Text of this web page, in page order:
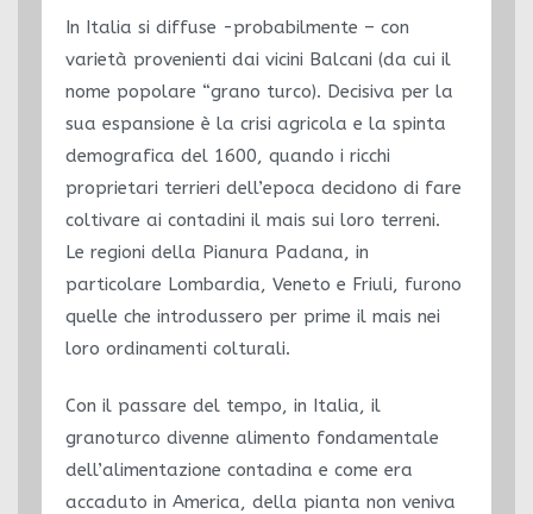
In Italia si diffuse -probabilmente – con
varietà provenienti dai vicini Balcani (da cui il
nome popolare “grano turco). Decisiva per la
sua espansione è la crisi agricola e la spinta
demografica del 1600, quando i ricchi
proprietari terrieri dell’epoca decidono di fare
coltivare ai contadini il mais sui loro terreni.
Le regioni della Pianura Padana, in
particolare Lombardia, Veneto e Friuli, furono
quelle che introdussero per prime il mais nei
loro ordinamenti colturali.
Con il passare del tempo, in Italia, il
granoturco divenne alimento fondamentale
dell’alimentazione contadina e come era
accaduto in America, della pianta non veniva